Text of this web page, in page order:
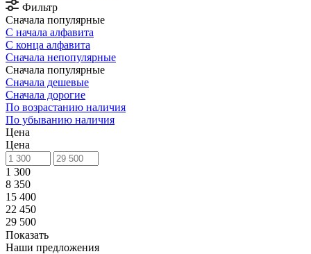
Фильтр
Сначала популярные
С начала алфавита
С конца алфавита
Сначала непопулярные
Сначала популярные
Сначала дешевые
Сначала дорогие
По возрастанию наличия
По убыванию наличия
Цена
Цена
1 300
8 350
15 400
22 450
29 500
Показать
Наши предложения